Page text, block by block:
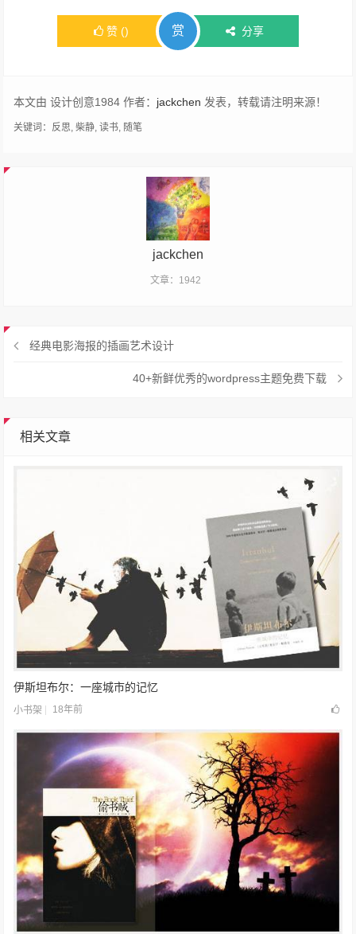
赞 () 赏 分享
本文由 设计创意1984 作者： jackchen 发表，转载请注明来源！
关键词： 反思,柴静,读书, 随笔
jackchen
文章：1942
经典电影海报的插画艺术设计
40+新鲜优秀的wordpress主题免费下载
相关文章
伊斯坦布尔：一座城市的记忆
小书架 18年前